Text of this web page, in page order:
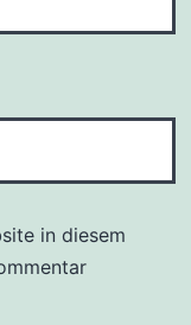
in diesem